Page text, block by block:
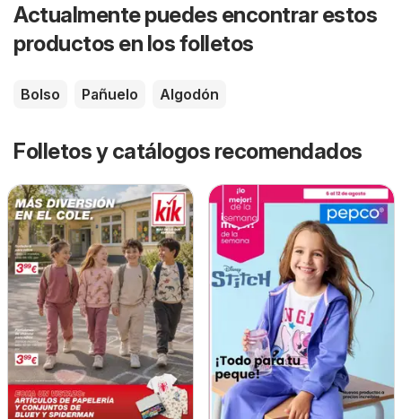
Actualmente puedes encontrar estos
productos en los folletos
Bolso Pañuelo Algodón
Folletos y catálogos recomendados